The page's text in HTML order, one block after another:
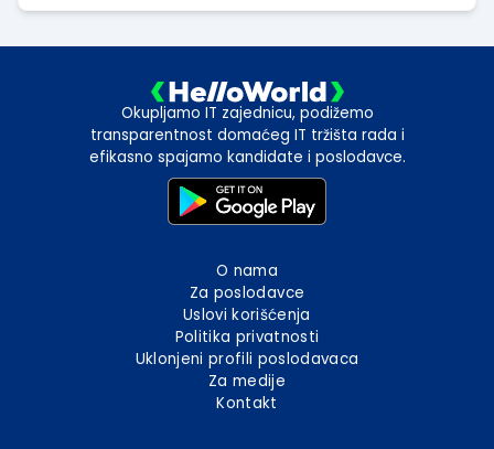
Okupljamo IT zajednicu, podižemo
transparentnost domaćeg IT tržišta rada i
efikasno spajamo kandidate i poslodavce.
O nama
Za poslodavce
Uslovi korišćenja
Politika privatnosti
Uklonjeni profili poslodavaca
Za medije
Kontakt